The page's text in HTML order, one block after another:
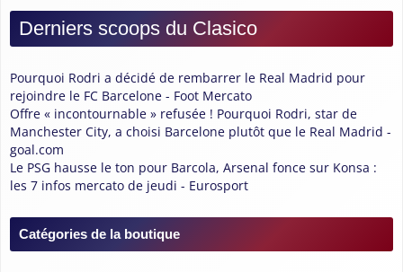
Derniers scoops du Clasico
Pourquoi Rodri a décidé de rembarrer le Real Madrid pour
rejoindre le FC Barcelone - Foot Mercato
Offre « incontournable » refusée ! Pourquoi Rodri, star de
Manchester City, a choisi Barcelone plutôt que le Real Madrid -
goal.com
Le PSG hausse le ton pour Barcola, Arsenal fonce sur Konsa :
les 7 infos mercato de jeudi - Eurosport
Catégories de la boutique